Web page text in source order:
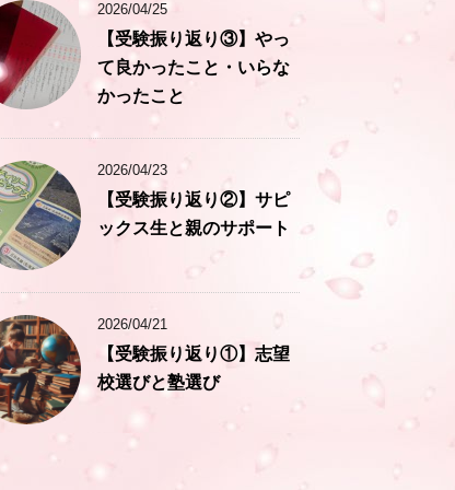
2026/04/25
【受験振り返り③】やっ
て良かったこと・いらな
かったこと
2026/04/23
【受験振り返り②】サピ
ックス生と親のサポート
2026/04/21
【受験振り返り①】志望
校選びと塾選び